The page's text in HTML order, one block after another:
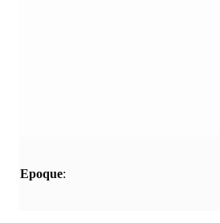
Epoque: